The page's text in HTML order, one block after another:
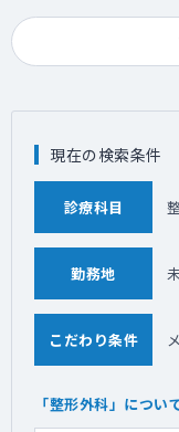
現在の検索条件
診療科目
勤務地
こだわり条件
「整形外科」につ